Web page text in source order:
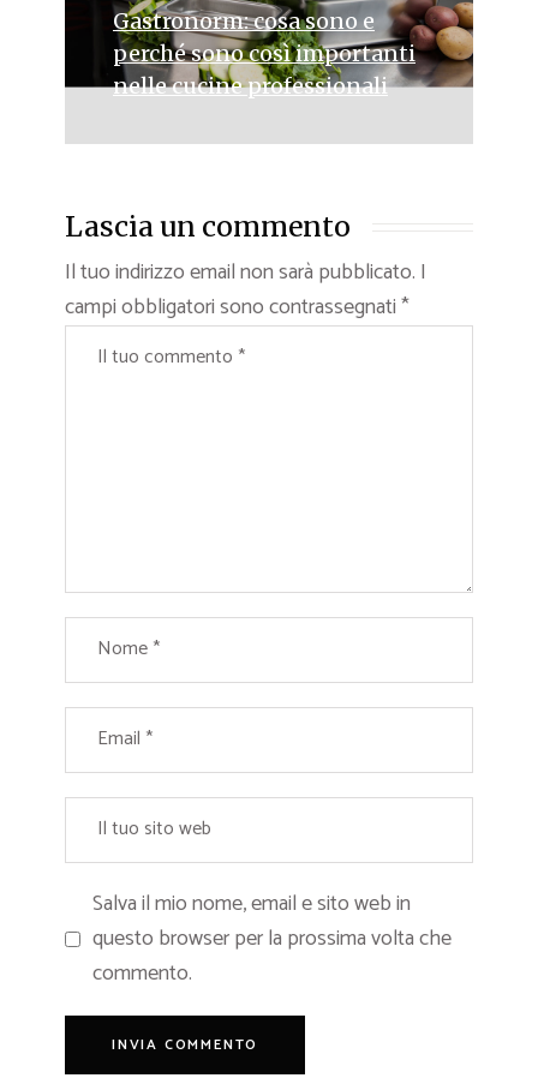
Gastronorm: cosa sono e
perché sono così importanti
nelle cucine professionali
Lascia un commento
Il tuo indirizzo email non sarà pubblicato. I
campi obbligatori sono contrassegnati*
Salva il mio nome, email e sito web in
questo browser per la prossima volta che
commento.